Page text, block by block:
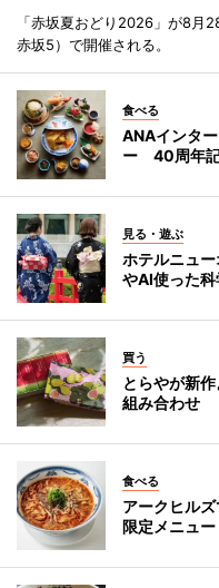
「赤坂夏おどり2026」が8月
赤坂5）で開催される。
食べる
ANAインタ
ー 40周年
見る・遊ぶ
ホテルニュ
やAI使った科
買う
とらやが新
組み合わせ
食べる
アークヒル
限定メニュー